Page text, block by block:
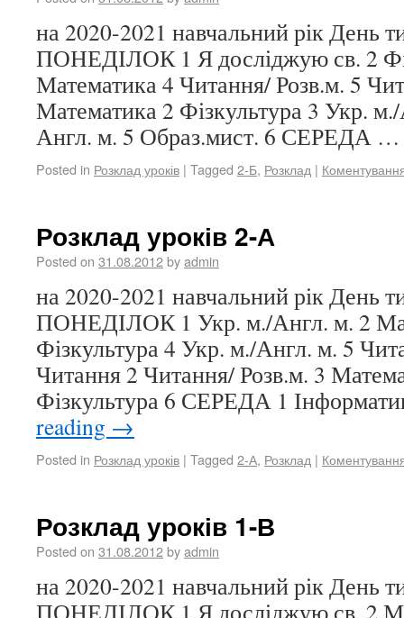
на 2020-2021 навчальний рік День
ПОНЕДІЛОК 1 Я досліджую св. 2
Математика 4 Читання/ Розв.м. 5
Математика 2 Фізкультура 3 Укр.
Англ. м. 5 Образ.мист. 6 СЕРЕДА
Posted in Розклад уроків | Tagged 2-Б, Розклад |
Розклад уроків 2-А
Posted on 31.08.2012byadmin
на 2020-2021 навчальний рік День
ПОНЕДІЛОК 1 Укр. м./Англ. м. 2
Фізкультура 4 Укр. м./Англ. м. 5
Читання 2 Читання/ Розв.м. 3
Фізкультура 6 СЕРЕДА 1
reading →
Posted in Розклад уроків | Tagged 2-А, Розклад |
Розклад уроків 1-В
Posted on 31.08.2012byadmin
на 2020-2021 навчальний рік День
ПОНЕДІЛОК 1 Я досліджую св. 2